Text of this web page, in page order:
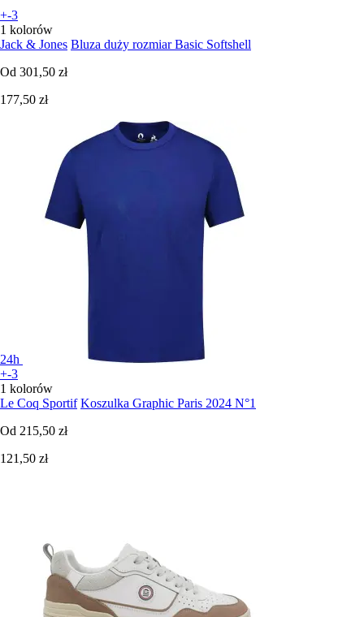
+-3
1 kolorów
Jack & Jones Bluza duży rozmiar Basic Softshell
Od 301,50 zł
177,50 zł
24h
+-3
1 kolorów
Le Coq Sportif Koszulka Graphic Paris 2024 N°1
Od 215,50 zł
121,50 zł